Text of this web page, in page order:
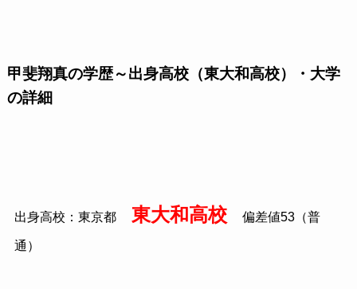
甲斐翔真の学歴～出身高校（東大和高校）・大学
の詳細
出身高校：東京都 東大和高校 偏差値53（普
通）